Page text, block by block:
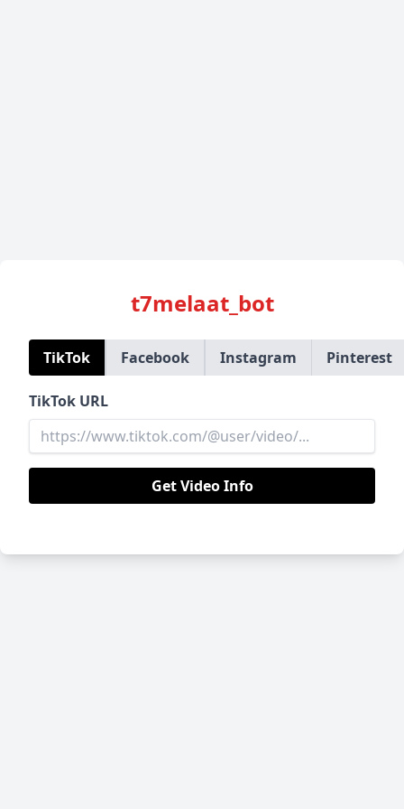
t7melaat_bot
TikTok Facebook Instagram Pinterest
TikTok URL
Get Video Info